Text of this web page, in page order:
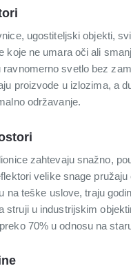
ugostiteljski objekti,
koje ne umara oči ali
ravnomerno svetlo bez
proizvode u izlozima, a
održavanje.
zahtevaju snažno,
velike snage pružaju
na teške uslove, traju
struji u industrijskim
70% u odnosu na